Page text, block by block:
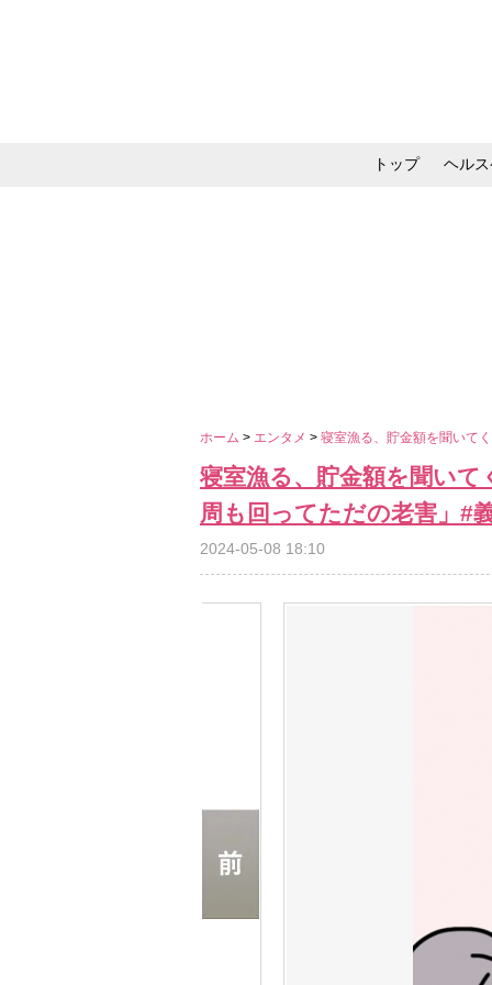
トップ ヘル
ホーム > エンタメ > 寝室漁る、貯金額を聞いて
寝室漁る、貯金額を聞い
周も回ってただの老害」#
2024-05-08 18:10